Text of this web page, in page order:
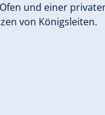
und einer
von Königsleiten.